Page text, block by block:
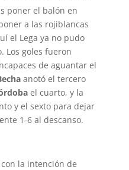
poner el balón en
a las rojiblancas
el Lega ya no pudo
Los goles fueron
de aguantar el
anotó el tercero
el cuarto, y la
y el sexto para dejar
1-6 al descanso.
la intención de